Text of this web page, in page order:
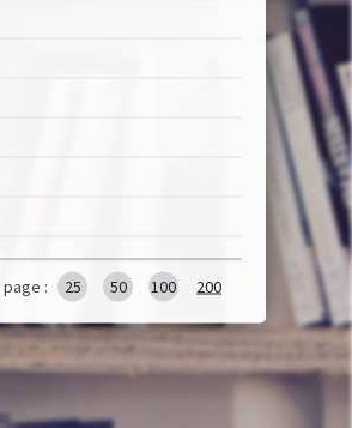
page : 25 50 100 200